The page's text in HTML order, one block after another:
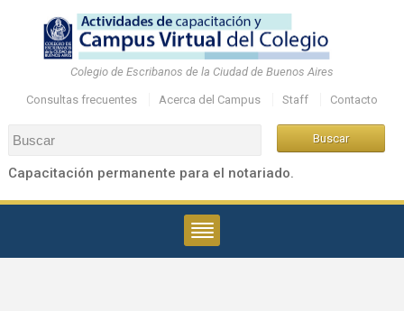
Colegio de Escribanos de la Ciudad de Buenos Aires
Consultas frecuentes Acerca del Campus Staff Contacto
Capacitación permanente para el notariado.